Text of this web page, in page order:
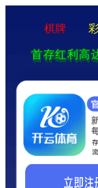
棋牌
首存红利高